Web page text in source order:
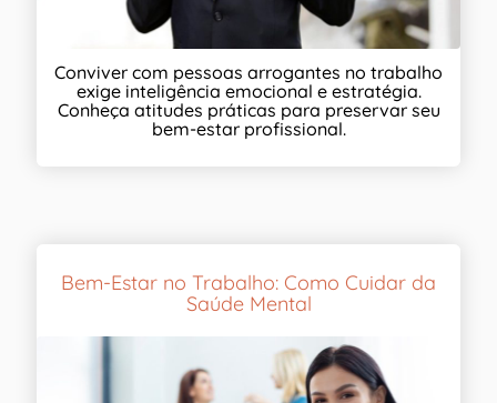
Conviver com pessoas arrogantes no trabalho
exige inteligência emocional e estratégia.
Conheça atitudes práticas para preservar seu
bem-estar profissional.
Bem-Estar no Trabalho: Como Cuidar da
Saúde Mental